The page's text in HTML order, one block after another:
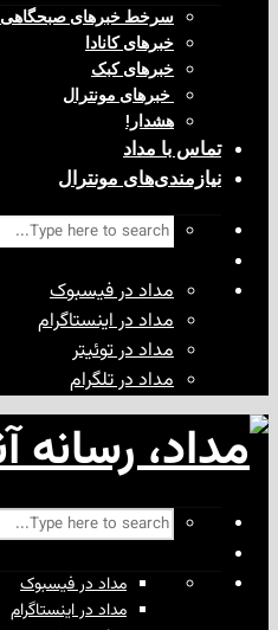
سرخط خبرهای صبحگاهی
خبرهای کانادا
خبرهای کبک
‌ خبرهای مونترال
هشدار!
تماس با مداد
نیازمندی‌های مونترال
مداد در فیسبوک
مداد در اینستاگرام
مداد در توئیتر
مداد در تلگرام
مداد در فیسبوک
مداد در اینستاگرام